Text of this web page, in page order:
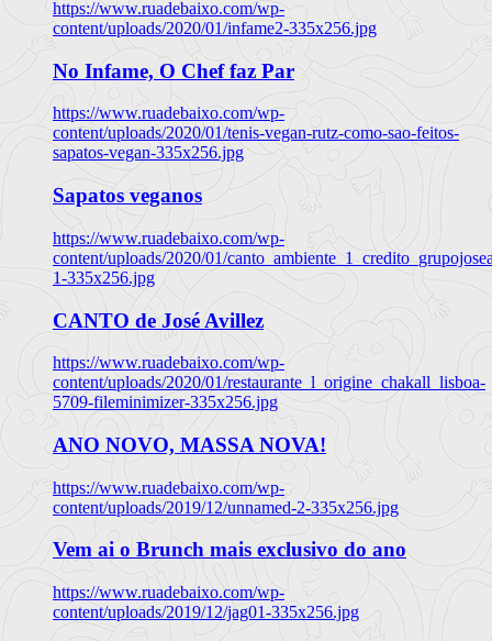
https://www.ruadebaixo.com/wp-
content/uploads/2020/01/infame2-335x256.jpg
No Infame, O Chef faz Par
https://www.ruadebaixo.com/wp-
content/uploads/2020/01/tenis-vegan-rutz-como-sao-feitos-
sapatos-vegan-335x256.jpg
Sapatos veganos
https://www.ruadebaixo.com/wp-
content/uploads/2020/01/
1-335x256.jpg
CANTO de José Avillez
https://www.ruadebaixo.com/wp-
content/uploads/2020/01/restaurante_l_origine_chakall_lisboa-
5709-fileminimizer-335x256.jpg
ANO NOVO, MASSA NOVA!
https://www.ruadebaixo.com/wp-
content/uploads/2019/12/unnamed-2-335x256.jpg
Vem ai o Brunch mais exclusivo do ano
https://www.ruadebaixo.com/wp-
content/uploads/2019/12/jag01-335x256.jpg